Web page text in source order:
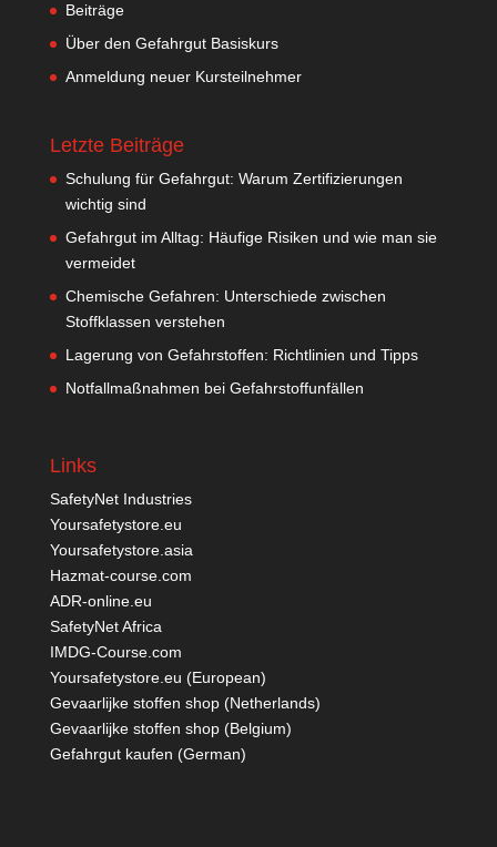
Beiträge
Über den Gefahrgut Basiskurs
Anmeldung neuer Kursteilnehmer
Letzte Beiträge
Schulung für Gefahrgut: Warum Zertifizierungen
wichtig sind
Gefahrgut im Alltag: Häufige Risiken und wie man sie
vermeidet
Chemische Gefahren: Unterschiede zwischen
Stoffklassen verstehen
Lagerung von Gefahrstoffen: Richtlinien und Tipps
Notfallmaßnahmen bei Gefahrstoffunfällen
Links
SafetyNet Industries
Yoursafetystore.eu
Yoursafetystore.asia
Hazmat-course.com
ADR-online.eu
SafetyNet Africa
IMDG-Course.com
Yoursafetystore.eu (European)
Gevaarlijke stoffen shop (Netherlands)
Gevaarlijke stoffen shop (Belgium)
Gefahrgut kaufen (German)